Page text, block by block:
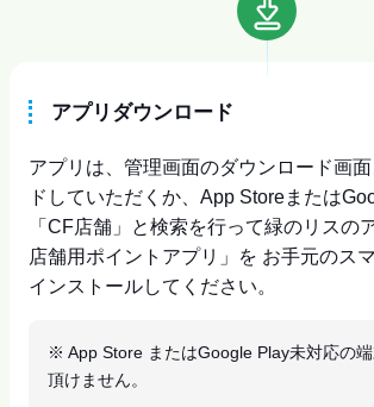
アプリダウンロード
アプリは、管理画面のダウンロード画
ドしていただくか、App Storeまたは
「CF店舗」と検索を行って緑のリスの
店舗用ポイントアプリ」を お手元のス
インストールしてください。
※ App Store またはGoogle Play未対応の
頂けません。